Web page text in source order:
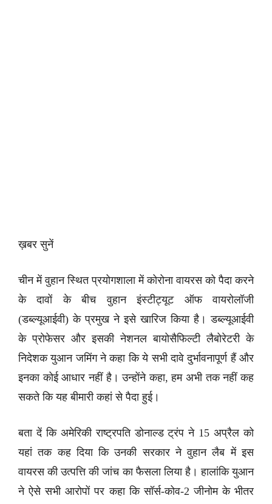
ख़बर सुनें
चीन में वुहान स्थित प्रयोगशाला में कोरोना वायरस को पैदा करने
के दावों के बीच वुहान इंस्टीट्यूट ऑफ वायरोलॉजी
(डब्ल्यूआईवी) के प्रमुख ने इसे खारिज किया है। डब्ल्यूआईवी
के प्रोफेसर और इसकी नेशनल बायोसैफिल्टी लैबोरेटरी के
निदेशक युआन जमिंग ने कहा कि ये सभी दावे दुर्भावनापूर्ण हैं और
इनका कोई आधार नहीं है। उन्होंने कहा, हम अभी तक नहीं कह
सकते कि यह बीमारी कहां से पैदा हुई।
बता दें कि अमेरिकी राष्ट्रपति डोनाल्ड ट्रंप ने 15 अप्रैल को
यहां तक कह दिया कि उनकी सरकार ने वुहान लैब में इस
वायरस की उत्पत्ति की जांच का फैसला लिया है। हालांकि युआन
ने ऐसे सभी आरोपों पर कहा कि सॉर्स-कोव-2 जीनोम के भीतर